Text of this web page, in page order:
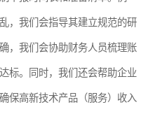
，我们会指导其建立规范的研
，我们会协助财务人员梳理账
标。同时，我们还会帮助企业
保高新技术产品（服务）收入